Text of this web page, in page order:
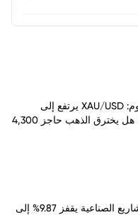
أسعار الذهب اليوم: XAU/USD يرتفع إلى
4,293.24 دولاراً.. هل يخترق الذهب حاجز 4,300
سهم الكوت للمشاريع الصناعية يقفز 9.87% إلى